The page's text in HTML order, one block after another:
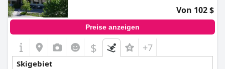
Skiurlaub, der keine Wünsche offen lässt.
Von 102 $
Preise anzeigen
$ +7
Skigebiet